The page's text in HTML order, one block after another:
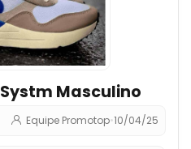
Masculino
Equipe Promotop•10/04/25